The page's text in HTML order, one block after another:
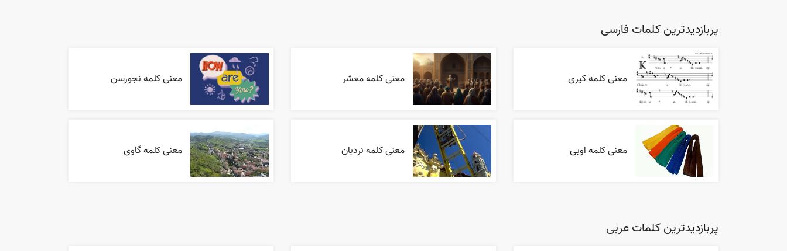
پربازدیدترین کلمات فارسی
معنی کلمه کیری معنی کلمه معشر معنی کلمه نجورسن
معنی کلمه اوبی معنی کلمه نردبان معنی کلمه گاوی
پربازدیدترین کلمات عربی